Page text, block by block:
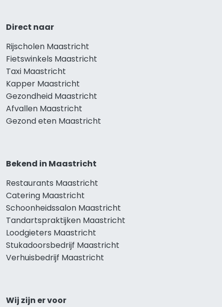
Direct naar
Rijscholen Maastricht
Fietswinkels Maastricht
Taxi Maastricht
Kapper Maastricht
Gezondheid Maastricht
Afvallen Maastricht
Gezond eten Maastricht
Bekend in Maastricht
Restaurants Maastricht
Catering Maastricht
Schoonheidssalon Maastricht
Tandartspraktijken Maastricht
Loodgieters Maastricht
Stukadoorsbedrijf Maastricht
Verhuisbedrijf Maastricht
Wij zijn er voor